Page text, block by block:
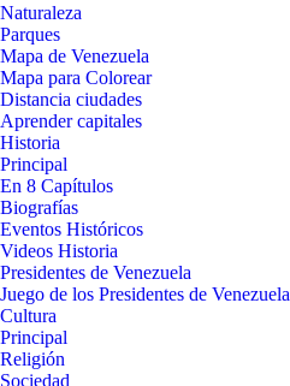
Naturaleza
Parques
Mapa de Venezuela
Mapa para Colorear
Distancia ciudades
Aprender capitales
Historia
Principal
En 8 Capítulos
Biografías
Eventos Históricos
Videos Historia
Presidentes de Venezuela
Juego de los Presidentes de Venezuela
Cultura
Principal
Religión
Sociedad